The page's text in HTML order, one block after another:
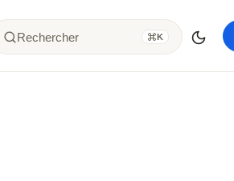
Rechercher K